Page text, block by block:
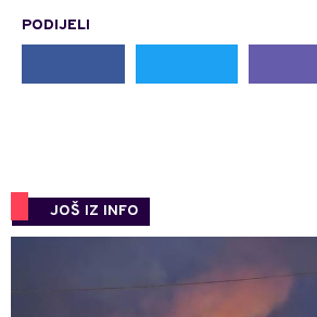
PODIJELI
JOŠ IZ INFO